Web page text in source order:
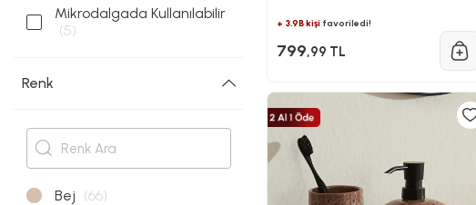
Mikrodalgada Kullanılabilir
(5)
Renk
Bej (66)
+ 3.9B kişifavoriledi!
799,99 TL